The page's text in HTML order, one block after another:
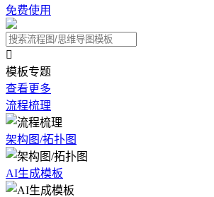
免费使用

模板专题
查看更多
流程梳理
架构图/拓扑图
AI生成模板